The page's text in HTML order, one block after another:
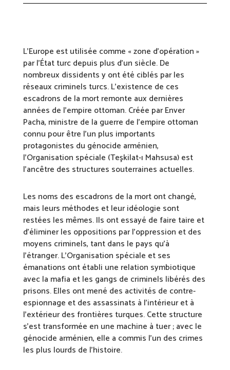
L’Europe est utilisée comme « zone d’opération »
par l’État turc depuis plus d’un siècle. De
nombreux dissidents y ont été ciblés par les
réseaux criminels turcs. L’existence de ces
escadrons de la mort remonte aux dernières
années de l’empire ottoman. Créée par Enver
Pacha, ministre de la guerre de l’empire ottoman
connu pour être l’un plus importants
protagonistes du génocide arménien,
l’Organisation spéciale (Teşkilat-ı Mahsusa) est
l’ancêtre des structures souterraines actuelles.
Les noms des escadrons de la mort ont changé,
mais leurs méthodes et leur idéologie sont
restées les mêmes. Ils ont essayé de faire taire et
d’éliminer les oppositions par l’oppression et des
moyens criminels, tant dans le pays qu’à
l’étranger. L’Organisation spéciale et ses
émanations ont établi une relation symbiotique
avec la mafia et les gangs de criminels libérés des
prisons. Elles ont mené des activités de contre-
espionnage et des assassinats à l’intérieur et à
l’extérieur des frontières turques. Cette structure
s’est transformée en une machine à tuer ; avec le
génocide arménien, elle a commis l’un des crimes
les plus lourds de l’histoire.